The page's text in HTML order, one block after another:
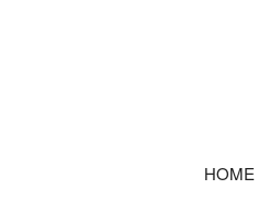
HOME